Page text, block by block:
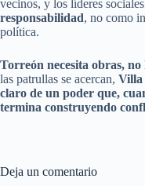
vecinos, y los líderes
responsabilidad, no como
política.
Torreón necesita obras, no
las patrullas se acercan, Villa
claro de un poder que,
termina construyendo
Deja un comentario